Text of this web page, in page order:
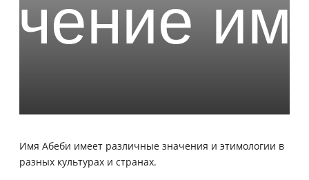
Имя Абеби имеет различные значения и этимологии в
разных культурах и странах.